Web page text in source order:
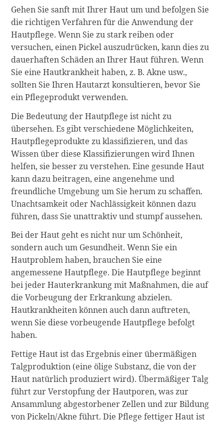
Gehen Sie sanft mit Ihrer Haut um und befolgen Sie
die richtigen Verfahren für die Anwendung der
Hautpflege. Wenn Sie zu stark reiben oder
versuchen, einen Pickel auszudrücken, kann dies zu
dauerhaften Schäden an Ihrer Haut führen. Wenn
Sie eine Hautkrankheit haben, z. B. Akne usw.,
sollten Sie Ihren Hautarzt konsultieren, bevor Sie
ein Pflegeprodukt verwenden.
Die Bedeutung der Hautpflege ist nicht zu
übersehen. Es gibt verschiedene Möglichkeiten,
Hautpflegeprodukte zu klassifizieren, und das
Wissen über diese Klassifizierungen wird Ihnen
helfen, sie besser zu verstehen. Eine gesunde Haut
kann dazu beitragen, eine angenehme und
freundliche Umgebung um Sie herum zu schaffen.
Unachtsamkeit oder Nachlässigkeit können dazu
führen, dass Sie unattraktiv und stumpf aussehen.
Bei der Haut geht es nicht nur um Schönheit,
sondern auch um Gesundheit. Wenn Sie ein
Hautproblem haben, brauchen Sie eine
angemessene Hautpflege. Die Hautpflege beginnt
bei jeder Hauterkrankung mit Maßnahmen, die auf
die Vorbeugung der Erkrankung abzielen.
Hautkrankheiten können auch dann auftreten,
wenn Sie diese vorbeugende Hautpflege befolgt
haben.
Fettige Haut ist das Ergebnis einer übermäßigen
Talgproduktion (eine ölige Substanz, die von der
Haut natürlich produziert wird). Übermäßiger Talg
führt zur Verstopfung der Hautporen, was zur
Ansammlung abgestorbener Zellen und zur Bildung
von Pickeln/Akne führt. Die Pflege fettiger Haut ist